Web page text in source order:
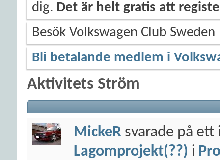
dig. Det är helt gratis att
Besök Volkswagen Club
Bli betalande medlem i
Aktivitets Ström
MickeR svarade på ett
Lagomprojekt(??) i